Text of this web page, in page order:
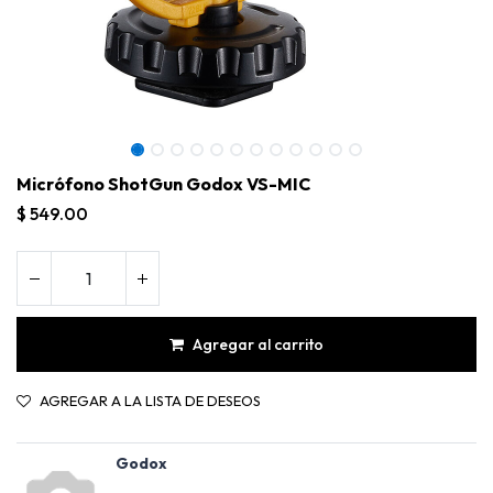
Micrófono ShotGun Godox VS-MIC
$ 549.00
Agregar al carrito
AGREGAR A LA LISTA DE DESEOS
Godox